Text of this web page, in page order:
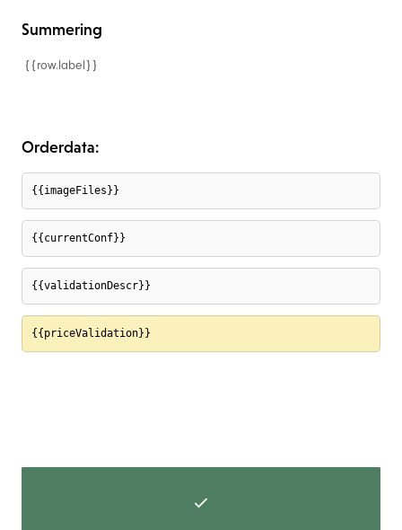
Summering
{{row.label}}
Orderdata:
{{imageFiles}}
{{currentConf}}
{{validationDescr}}
{{priceValidation}}